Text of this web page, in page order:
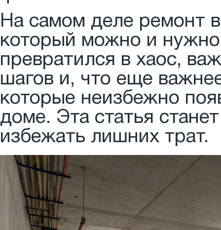
На самом деле ремонт
который можно и
превратился в хаос,
шагов и, что еще
которые неизбежно
доме. Эта статья
избежать лишних трат.